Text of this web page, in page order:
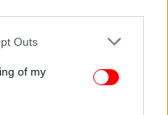
one or more Google
You may click to
its third-party tags to
in below Google
Outs
of my
κατά του κορωνοϊού -Με
κλήσεων και ασύρματης